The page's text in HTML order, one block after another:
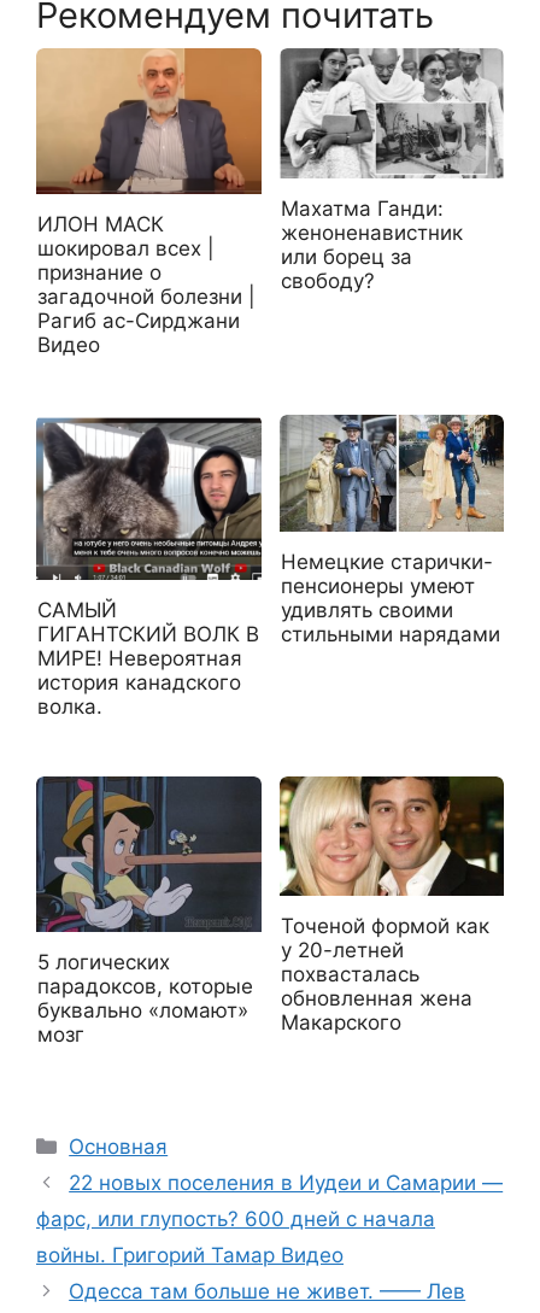
Рекомендуем почитать
ИЛОН МАСК
шокировал всех |
признание о
загадочной болезни |
Рагиб ас-Сирджани
Видео
Махатма Ганди:
женоненавистник
или борец за
свободу?
САМЫЙ
ГИГАНТСКИЙ ВОЛК В
МИРЕ! Невероятная
история канадского
волка.
Немецкие старички-
пенсионеры умеют
удивлять своими
стильными нарядами
5 логических
парадоксов, которые
буквально «ломают»
мозг
Точеной формой как
у 20-летней
похвасталась
обновленная жена
Макарского
Рубрики
Основная
22 новых поселения в Иудеи и Самарии —
фарс, или глупость? 600 дней с начала
войны. Григорий Тамар Видео
Одесса там больше не живет. —— Лев